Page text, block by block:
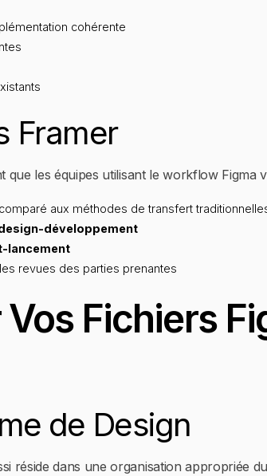
cohérente
Framer
les équipes utilisant le workflow Figma
comparé aux méthodes de transfert
développement
lancement
revues des parties prenantes
Vos Fichiers
de Design
réside dans une organisation appropriée